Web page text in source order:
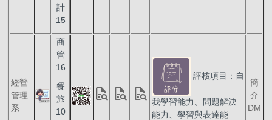
計
15
經營
管理
系
商
管
16
餐
旅
10
quick_reference_all quick_reference_all quick_reference_all
評核項目：自
我學習能力、問題解決
能力、學習與表達能
簡
介
DM